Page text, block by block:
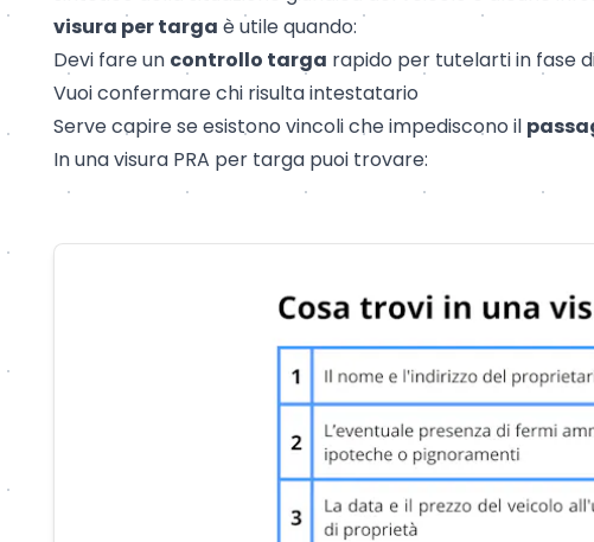
visura per targa è utile quando:
Devi fare un controllo targa rapido per tutelarti in fase
Vuoi confermare chi risulta intestatario
Serve capire se esistono vincoli che impediscono il
In una visura PRA per targa puoi trovare: